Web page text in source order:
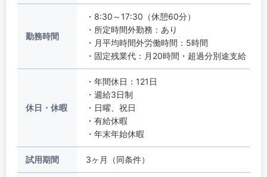
勤務時間
・8:30～17:30（休憩60分）
・所定時間外勤務：あり
・月平均時間外労働時間：5時間
・固定残業代：月20時間・超過分別途支給
休日・休暇
・年間休日：121日
・週給3日制
・日曜、祝日
・有給休暇
・年末年始休暇
試用期間 3ヶ月（同条件）